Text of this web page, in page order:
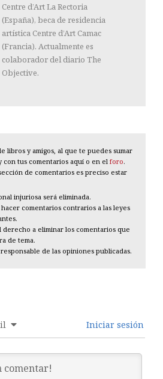
Centre d’Art La Rectoria
(España), beca de residencia
artística Centre d’Art Camac
(Francia). Actualmente es
colaborador del diario The
Objective.
libros y amigos, al que te puedes sumar
tus comentarios aquí o en el foro.
de comentarios es preciso estar
injuriosa será eliminada.
comentarios contrarios a las leyes
derecho a eliminar los comentarios que
de tema.
de las opiniones publicadas.
Iniciar sesión